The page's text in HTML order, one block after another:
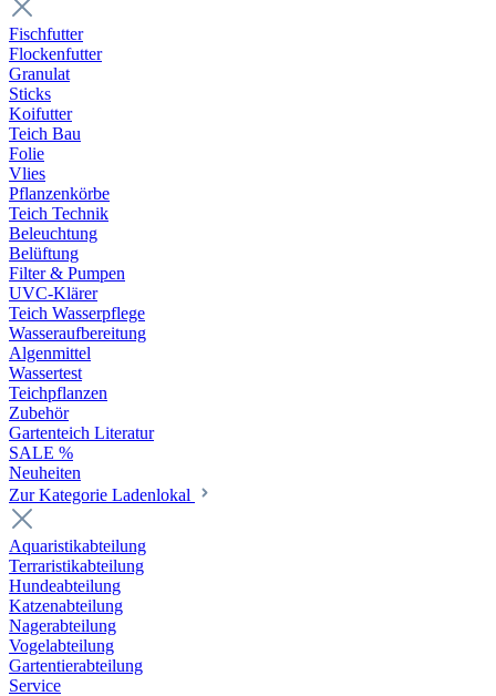
Fischfutter
Flockenfutter
Granulat
Sticks
Koifutter
Teich Bau
Folie
Vlies
Pflanzenkörbe
Teich Technik
Beleuchtung
Belüftung
Filter & Pumpen
UVC-Klärer
Teich Wasserpflege
Wasseraufbereitung
Algenmittel
Wassertest
Teichpflanzen
Zubehör
Gartenteich Literatur
SALE %
Neuheiten
Zur Kategorie Ladenlokal
Aquaristikabteilung
Terraristikabteilung
Hundeabteilung
Katzenabteilung
Nagerabteilung
Vogelabteilung
Gartentierabteilung
Service